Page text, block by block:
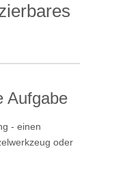
Aufgabe
- einen
oder